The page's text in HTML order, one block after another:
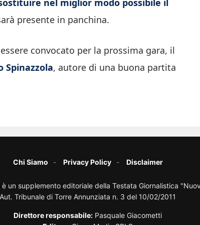
nel miglior modo possibile il
presente in panchina.
convocato per la prossima gara, il
Spinazzola, autore di una buona partita
Chi Siamo Privacy Policy Disclaimer
è un supplemento editoriale della Testata Giornalistica
Aut. Tribunale di Torre Annunziata n. 3 del 10/02/2011
Direttore responsabile: Pasquale Giacometti